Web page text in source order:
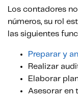
Los contadores
números, su rol
las siguientes
Preparar y
Realizar
Elaborar
Asesorar en